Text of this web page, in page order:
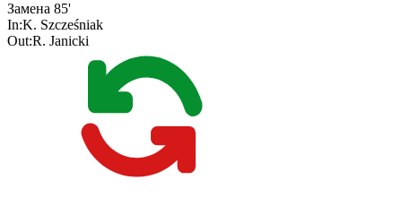
Замена 85'
In:K. Szcześniak
Out:R. Janicki